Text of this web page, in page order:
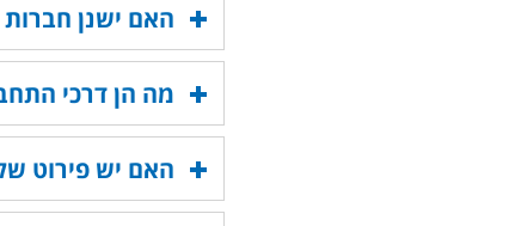
האם ישנן חברות
מה הן דרכי
האם יש פירוט